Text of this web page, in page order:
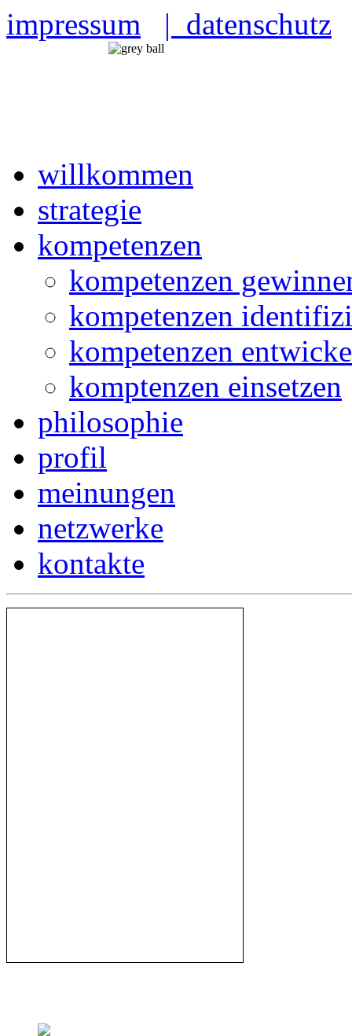
impressum | datenschutz
willkommen
strategie
kompetenzen
kompetenzen
kompetenzen
kompetenzen
komptenzen einsetzen
philosophie
profil
meinungen
netzwerke
kontakte